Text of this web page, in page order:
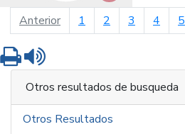
Anteriorpágina anterior
1 2 3 4 5
Imprimir
Otros resultados de busqueda
Otros Resultados